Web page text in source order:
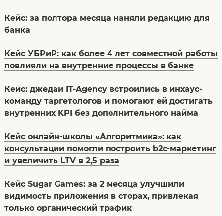
Кейс: за полтора месяца наняли редакцию для
банка
Кейс УБРиР: как более 4 лет совместной работы
повлияли на внутренние процессы в банке
Кейс: джедаи IT-Agency встроились в инхаус-
команду таргетологов и помогают ей достигать
внутренних KPI без дополнительного найма
Кейс онлайн-школы «Алгоритмика»: как
консультации помогли построить b2c-маркетинг
и увеличить LTV в 2,5 раза
Кейс Sugar Games: за 2 месяца улучшили
видимость приложения в сторах, привлекая
только органический трафик